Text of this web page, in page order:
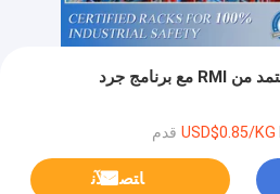
نظام أرفف ASRS ذكي معتمد من RMI مع برنامج جرد
ﺎﺘﺼﻟ ﺍﻶﻧ